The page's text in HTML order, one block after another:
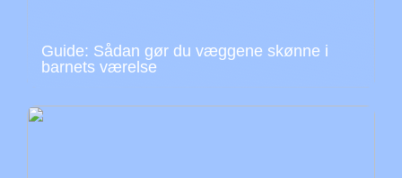
Guide: Sådan gør du væggene skønne i
barnets værelse